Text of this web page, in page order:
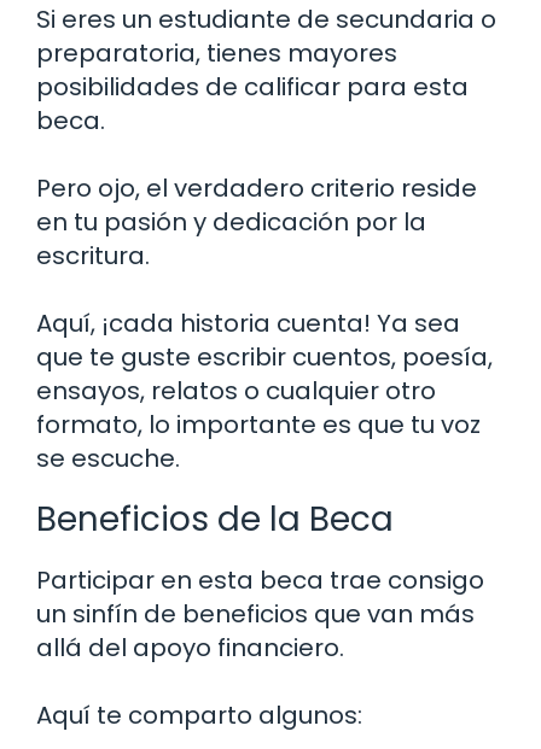
Si eres un estudiante de secundaria o
preparatoria, tienes mayores
posibilidades de calificar para esta
beca.
Pero ojo, el verdadero criterio reside
en tu pasión y dedicación por la
escritura.
Aquí, ¡cada historia cuenta! Ya sea
que te guste escribir cuentos, poesía,
ensayos, relatos o cualquier otro
formato, lo importante es que tu voz
se escuche.
Beneficios de la Beca
Participar en esta beca trae consigo
un sinfín de beneficios que van más
allá del apoyo financiero.
Aquí te comparto algunos: